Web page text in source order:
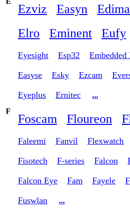
Ezviz Easyn
Elro
Eminent Eufy
Eyesight Esp32
Easyse Esky Ezcam
Eyeplus Ernitec
...
F
Foscam Floureon
Faleemi Fanvil Flexwatch
Fisotech F-series Falcon
Falcon Eye Fam Fayele
Fuswlan
...